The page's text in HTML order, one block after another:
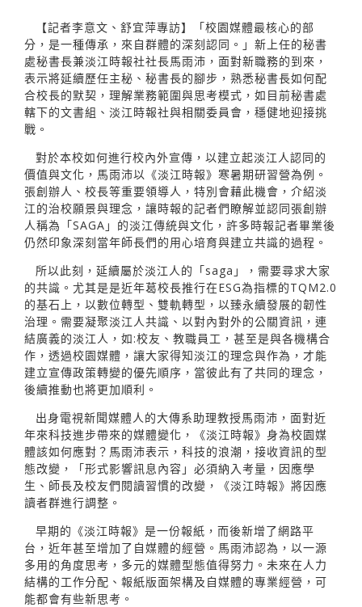
【記者李意文、舒宜萍專訪】「校園媒體最核心的部
分，是一種傳承，來自群體的深刻認同。」新上任的秘書
處秘書長兼淡江時報社社長馬雨沛，面對新職務的到來，
表示將延續歷任主秘、秘書長的腳步，熟悉秘書長如何配
合校長的默契，理解業務範圍與思考模式，如目前秘書處
轄下的文書組、淡江時報社與相關委員會，穩健地迎接挑
戰。
對於本校如何進行校內外宣傳，以建立起淡江人認同的
價值與文化，馬雨沛以《淡江時報》寒暑期研習營為例。
張創辦人、校長等重要領導人，特別會藉此機會，介紹淡
江的治校願景與理念，讓時報的記者們瞭解並認同張創辦
人稱為「SAGA」的淡江傳統與文化，許多時報記者畢業後
仍然印象深刻當年師長們的用心培育與建立共識的過程。
所以此刻，延續屬於淡江人的「saga」，需要尋求大家
的共識。尤其是是近年葛校長推行在ESG為指標的TQM2.0
的基石上，以數位轉型、雙軌轉型，以臻永續發展的韌性
治理。需要凝聚淡江人共識、以對內對外的公關資訊，連
結廣義的淡江人，如:校友、教職員工，甚至是與各機構合
作，透過校園媒體，讓大家得知淡江的理念與作為，才能
建立宣傳政策轉變的優先順序，當彼此有了共同的理念，
後續推動也將更加順利。
出身電視新聞媒體人的大傳系助理教授馬雨沛，面對近
年來科技進步帶來的媒體變化，《淡江時報》身為校園媒
體該如何應對？馬雨沛表示，科技的浪潮，接收資訊的型
態改變，「形式影響訊息內容」必須納入考量，因應學
生、師長及校友們閱讀習慣的改變，《淡江時報》將因應
讀者群進行調整。
早期的《淡江時報》是一份報紙，而後新增了網路平
台，近年甚至增加了自媒體的經營。馬雨沛認為，以一源
多用的角度思考，多元的媒體型態值得努力。未來在人力
結構的工作分配、報紙版面架構及自媒體的專業經營，可
能都會有些新思考。